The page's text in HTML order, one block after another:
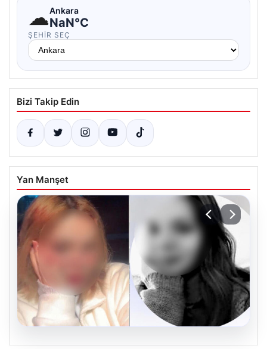
☁Ankara
NaN°C
ŞEHIR SEÇ
Bizi Takip Edin
Yan Manşet